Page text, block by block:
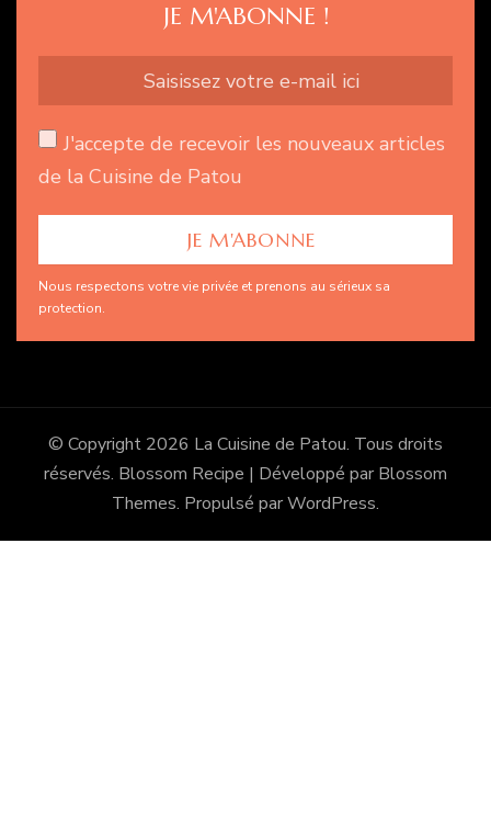
JE M'ABONNE !
J'accepte de recevoir les nouveaux articles
de la Cuisine de Patou
Nous respectons votre vie privée et prenons au sérieux sa
protection.
© Copyright 2026 La Cuisine de Patou. Tous droits
réservés. Blossom Recipe | Développé par Blossom
Themes. Propulsé parWordPress.